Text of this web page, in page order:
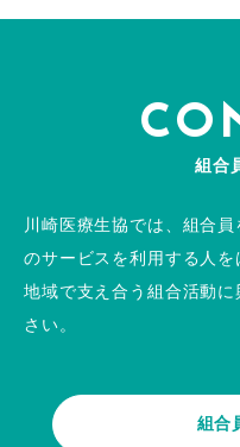
組合
川崎医療生協では、組合
のサービスを利用する人を
地域で支え合う組合活動
さい。
組合